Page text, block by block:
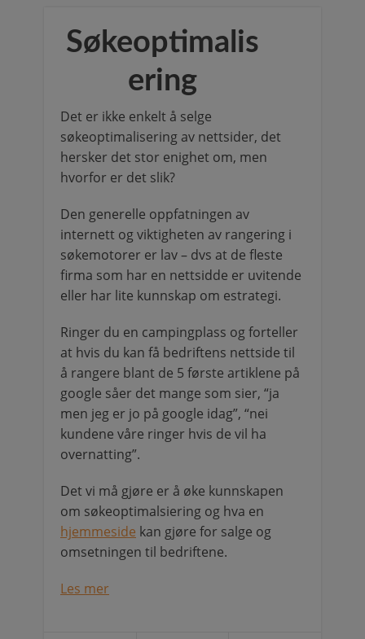
Søkeoptimalis
ering
Det er ikke enkelt å selge
søkeoptimalisering av nettsider, det
hersker det stor enighet om, men
hvorfor er det slik?
Den generelle oppfatningen av
internett og viktigheten av rangering i
søkemotorer er lav – dvs at de fleste
firma som har en nettsidde er uvitende
eller har lite kunnskap om estrategi.
Ringer du en campingplass og forteller
at hvis du kan få bedriftens nettside til
å rangere blant de 5 første artiklene på
google såer det mange som sier, “ja
men jeg er jo på google idag”, “nei
kundene våre ringer hvis de vil ha
overnatting”.
Det vi må gjøre er å øke kunnskapen
om søkeoptimalsiering og hva en
hjemmeside kan gjøre for salge og
omsetningen til bedriftene.
Les mer